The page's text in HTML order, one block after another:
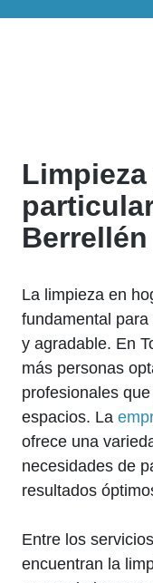
Berrellén
La limpieza en
fundamental
y agradable. En
más personas
profesionales
espacios. La
ofrece una
necesidades de
resultados
Entre los
encuentran la